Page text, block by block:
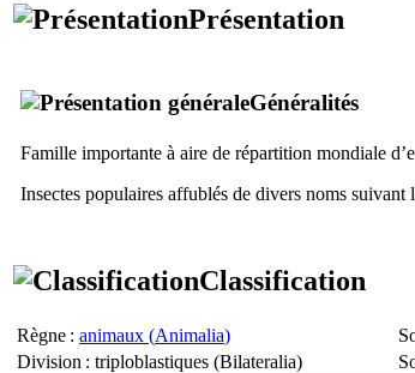
Présentation
Généralités
Famille importante à aire de répartition mondiale
Insectes populaires affublés de divers noms
Classification
Règne : animaux (Animalia)
Division : triploblastiques (Bilateralia)